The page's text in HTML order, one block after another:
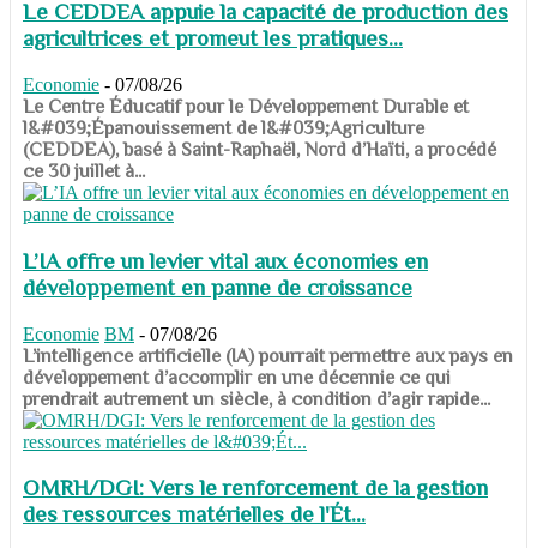
Le CEDDEA appuie la capacité de production des
agricultrices et promeut les pratiques...
Economie - 07/08/26
​​​​​​​Le Centre Éducatif pour le Développement Durable et
l&#039;Épanouissement de l&#039;Agriculture
(CEDDEA), basé à Saint-Raphaël, Nord d’Haïti, a procédé
ce 30 juillet à...
L’IA offre un levier vital aux économies en
développement en panne de croissance
Economie BM - 07/08/26
​​​​​​​L’intelligence artificielle (IA) pourrait permettre aux pays en
développement d’accomplir en une décennie ce qui
prendrait autrement un siècle, à condition d’agir rapide...
OMRH/DGI: Vers le renforcement de la gestion
des ressources matérielles de l'Ét...